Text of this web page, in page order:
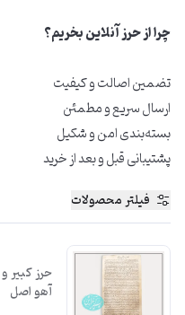
چرا از حرز آنلاین بخریم؟
تضمین اصالت و کیفیت
ارسال سریع و مطمئن
بسته‌بندی امن و شکیل
پشتیبانی قبل و بعد از خرید
فیلتر محصولات
حرز کبیر
آهو اصل